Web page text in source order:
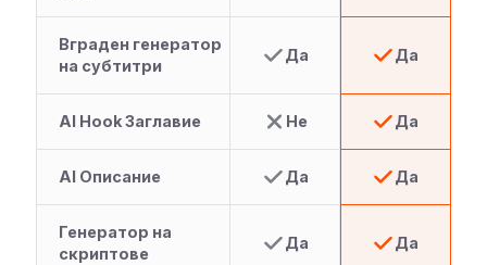
Вграден генератор
на субтитри
Да Да
AI Hook Заглавие Не Да
AI Описание Да Да
Генератор на
скриптове
Да Да